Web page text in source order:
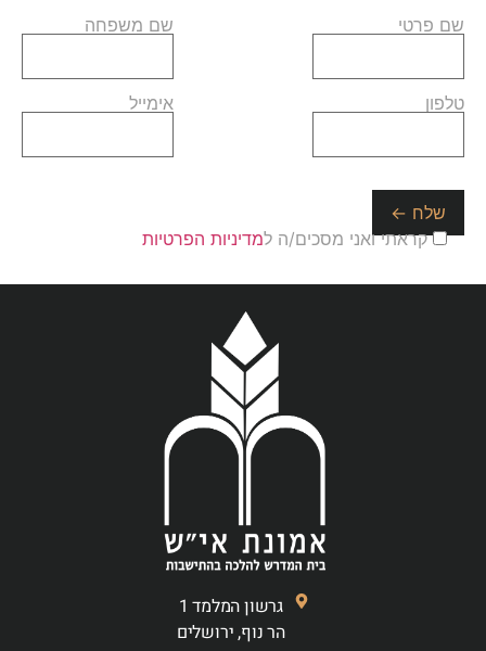
שם פרטי שם משפחה
טלפון אימייל
קראתי ואני מסכים/ה למדיניות הפרטיות
גרשון המלמד 1
הר נוף, ירושלים